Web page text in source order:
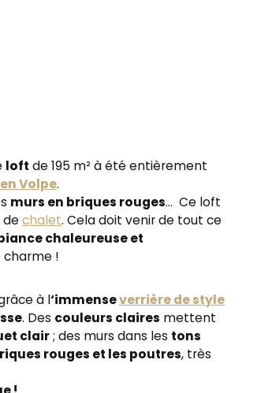
loft de 195 m² à été entièrement
Volpe.
murs en briques rouges… Ce loft
dechalet. Cela doit venir de tout ce
chaleureuse et
charme !
à l‘immenseverrière de style
. Des couleurs claires mettent
clair; des murs dans les tons
rouges et les poutres, très